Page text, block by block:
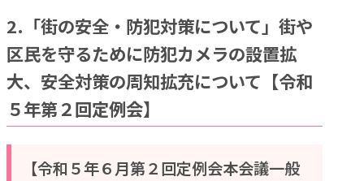
2.「街の安全・防犯対策について」街や
区民を守るために防犯カメラの設置拡
大、安全対策の周知拡充について【令和
５年第２回定例会】
【令和５年６月第２回定例会本会議一般